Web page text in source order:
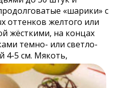
«шарики» с
оттенков желтого или
жёсткими, на концах
темно- или светло-
4-5 см. Мякоть,